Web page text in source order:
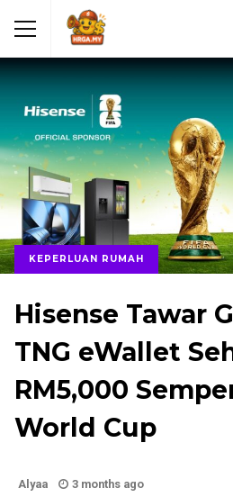
KEPERLUAN RUMAH
Hisense Tawar
TNG eWallet
RM5,000
World Cup
Alyaa 3 months ago